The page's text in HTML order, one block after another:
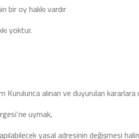
bir oy hakkı vardır
yoktur.
Kurulunca alınan ve duyurulan kararlara
uymak,
yasal adresinin değişmesi